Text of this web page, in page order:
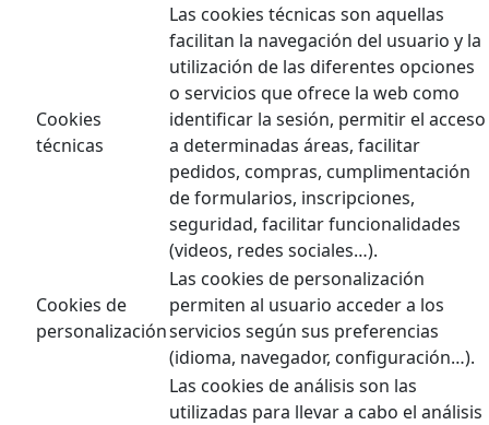
Cookies
técnicas
Las cookies técnicas son aquellas
facilitan la navegación del usuario y la
utilización de las diferentes opciones
o servicios que ofrece la web como
identificar la sesión, permitir el acceso
a determinadas áreas, facilitar
pedidos, compras, cumplimentación
de formularios, inscripciones,
seguridad, facilitar funcionalidades
(videos, redes sociales…).
Cookies de
personalización
Las cookies de personalización
permiten al usuario acceder a los
servicios según sus preferencias
(idioma, navegador, configuración…).
Las cookies de análisis son las
utilizadas para llevar a cabo el análisis